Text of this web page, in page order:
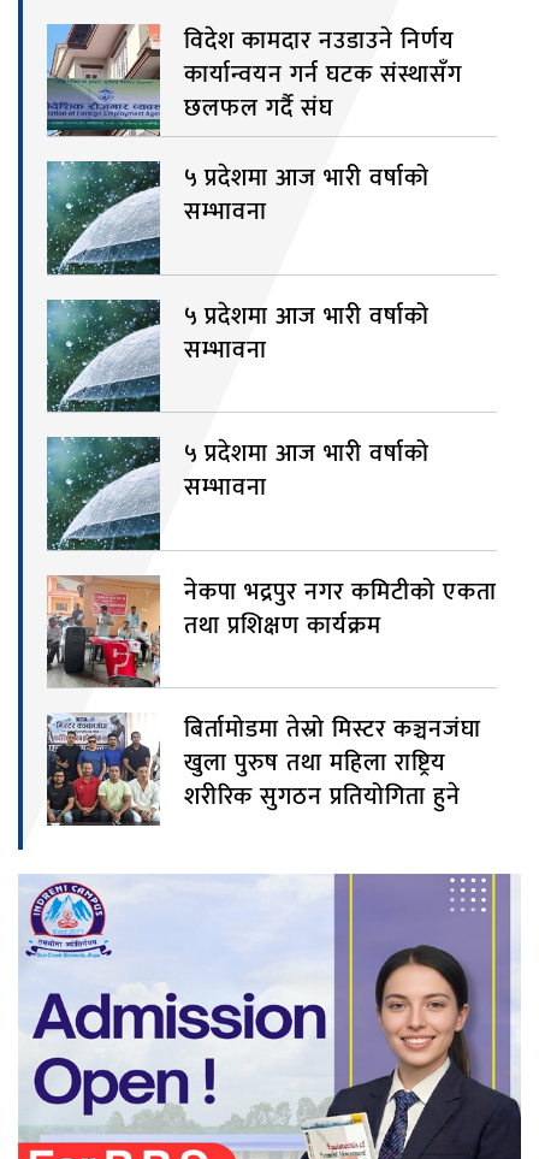
विदेश कामदार नउडाउने निर्णय
कार्यान्वयन गर्न घटक संस्थासँग
छलफल गर्दै संघ
५ प्रदेशमा आज भारी वर्षाको
सम्भावना
५ प्रदेशमा आज भारी वर्षाको
सम्भावना
५ प्रदेशमा आज भारी वर्षाको
सम्भावना
नेकपा भद्रपुर नगर कमिटीको एकता
तथा प्रशिक्षण कार्यक्रम
बिर्तामोडमा तेस्रो मिस्टर कञ्चनजंघा
खुला पुरुष तथा महिला राष्ट्रिय
शरीरिक सुगठन प्रतियोगिता हुने